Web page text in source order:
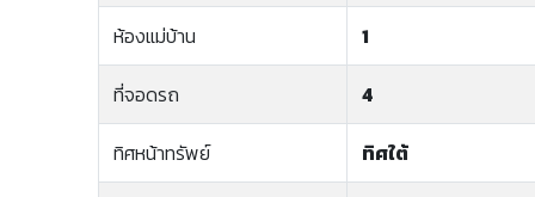
ห้องแม่บ้าน 1
ที่จอดรถ 4
ทิศหน้าทรัพย์ ทิศใต้